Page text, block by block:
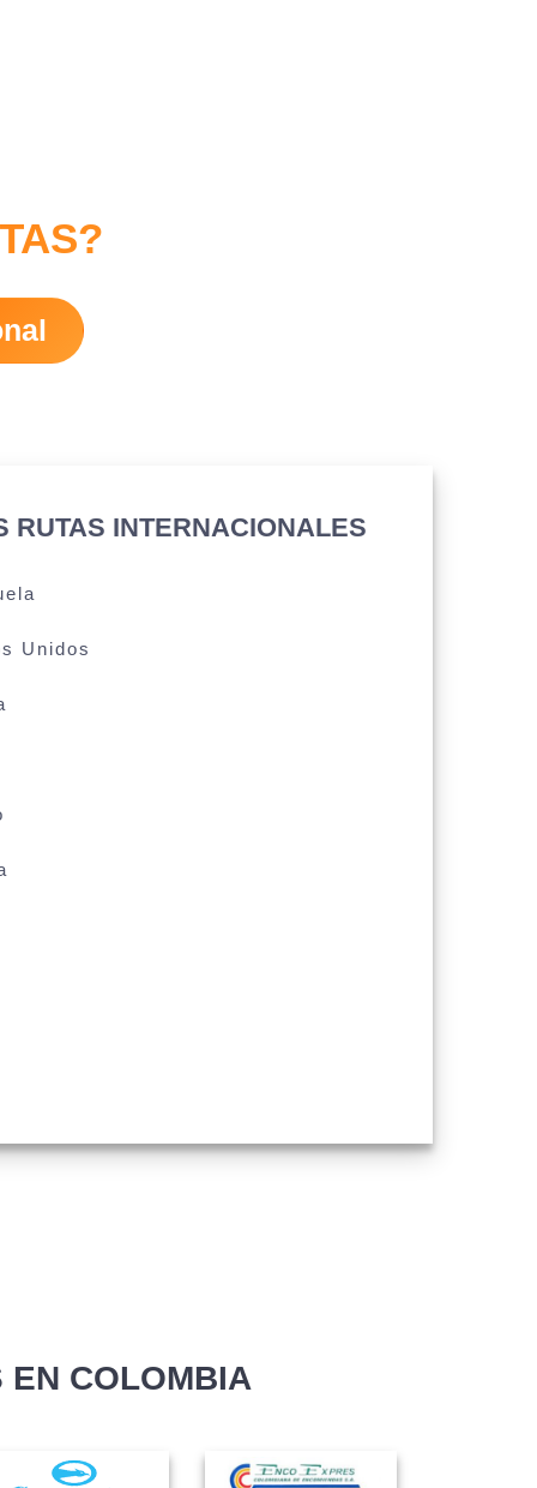
RUTAS INTERNACIONALES
Unidos
EN COLOMBIA